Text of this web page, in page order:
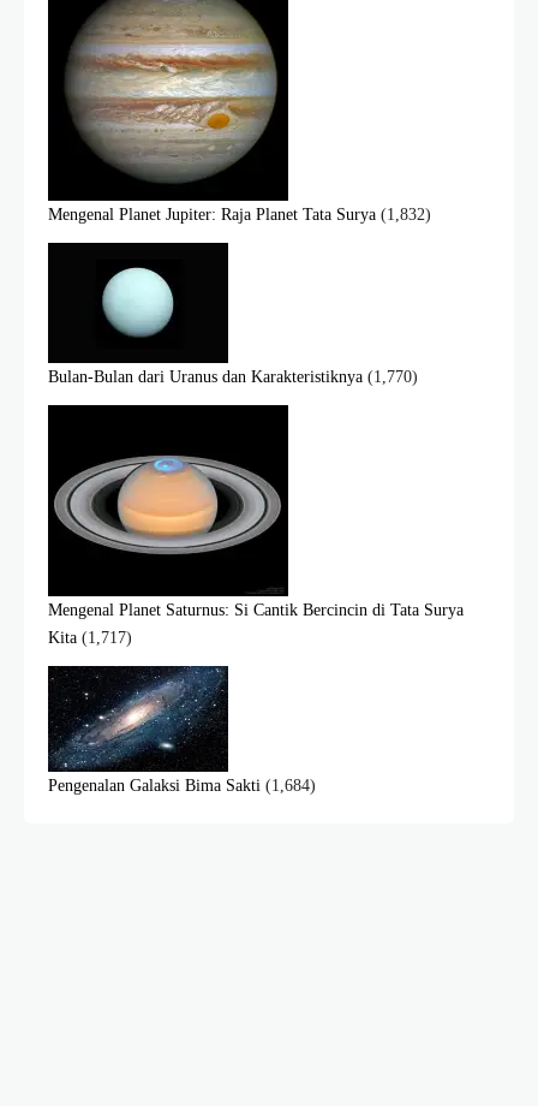
Mengenal Planet Jupiter: Raja Planet Tata Surya (1,832)
Bulan-Bulan dari Uranus dan Karakteristiknya (1,770)
Mengenal Planet Saturnus: Si Cantik Bercincin di Tata Surya
Kita (1,717)
Pengenalan Galaksi Bima Sakti (1,684)